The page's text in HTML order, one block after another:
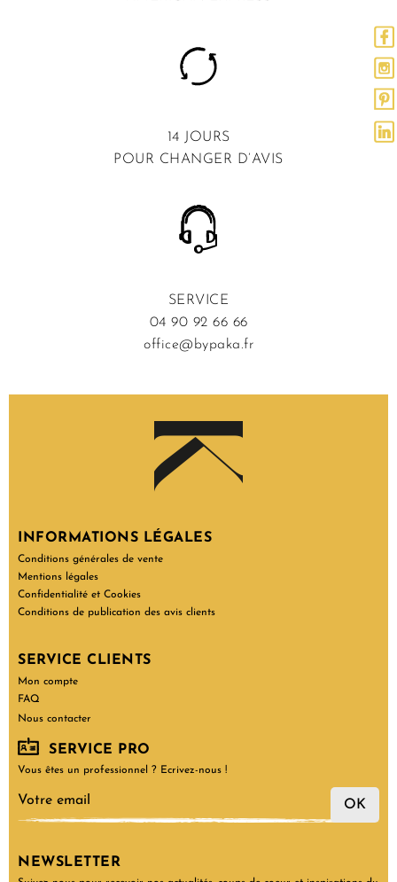
14 JOURS
POUR CHANGER D’AVIS
SERVICE
04 90 92 66 66
office@bypaka.fr
INFORMATIONS LÉGALES
Conditions générales de vente
Mentions légales
Confidentialité et Cookies
Conditions de publication des avis clients
SERVICE CLIENTS
Mon compte
FAQ
Nous contacter
SERVICE PRO
Vous êtes un professionnel ? Ecrivez-nous !
OK
NEWSLETTER